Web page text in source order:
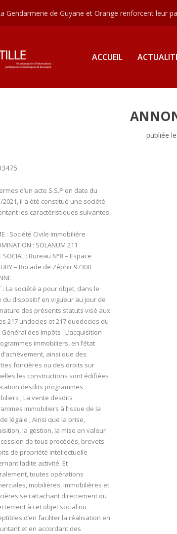
Gendarmerie de Guyane et Orange renforcent leur
ACCUEIL
publiée
d’un acte S.S.P en date du
2021, il a été constitué une société
les caractéristiques suivantes
: Société Civile Immobilière
: SOLANUM 211
SOCIAL : Bureau N°8 – Espace
– Rocade de Zéphir 97300
: La société a pour objet, dans le
du dispositif en vigueur au jour de
des présents statuts visé aux
217 undecies et 217 duodecies du
Général des Impôts : L’acquisition
immobiliers, en l’état
ainsi que des
foncières ou des droits sur
les constructions sont édifiées
desdits programmes
; La vente desdits
immobiliers à l’issue de la
légale ; Ainsi que la prise,
la gestion, la mise en valeur
de tous procédés, brevets
de propriété intellectuelle
ladite activité. Et
toutes opérations
mobilières, immobilières et
se rattachant directement ou
à cet objet social ou
d’en faciliter la réalisation en
et en accordant des